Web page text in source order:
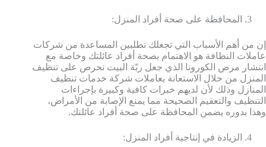
المحافظة على صحة أفراد المنزل:
إن من أهم الأسباب التي تجعلك تطلبين المساعدة من شركات
عاملات النظافة هو الاهتمام بصحة أفراد عائلتك وخاصة مع
انتشار مرض الكورونا الذي جعل ربّة البيت تحرص على تنظيف
المنزل من خلال الاستعانة بعاملات شركة خدمات تنظيف
المنازل وذلك لأن لديهم خبرات كافية وكبيرة بإجراءات
التنظيف والتعقيم الصحيحة مما يمنع الإصابة من الأمراض،
وهذا بدوره يضمن المحافظة على صحة أفراد عائلتك.
الزيادة في إنتاجية أفراد المنزل: